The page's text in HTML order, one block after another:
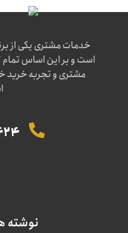
خدمات مشتری یکی از
است و بر این اساس تمام
مشتری و تجربه خرید
نوشته